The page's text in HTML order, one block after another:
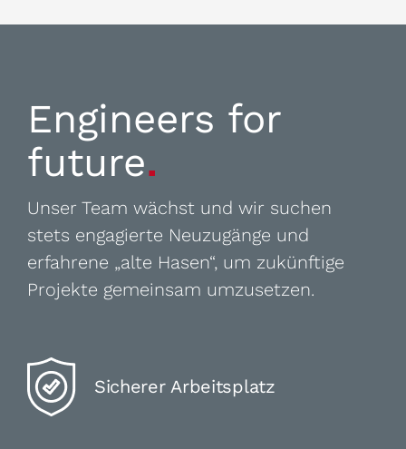
Engineers for
future.
Unser Team wächst und wir suchen
stets engagierte Neuzugänge und
erfahrene „alte Hasen“, um zukünftige
Projekte gemeinsam umzusetzen.
Sicherer Arbeitsplatz